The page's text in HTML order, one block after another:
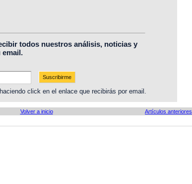
todos nuestros análisis, noticias y
email.
click en el enlace que recibirás por email.
Artículos anteriores
Volver a inicio